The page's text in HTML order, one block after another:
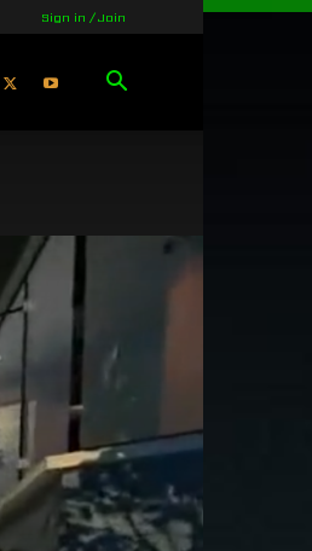
Sign in / Join